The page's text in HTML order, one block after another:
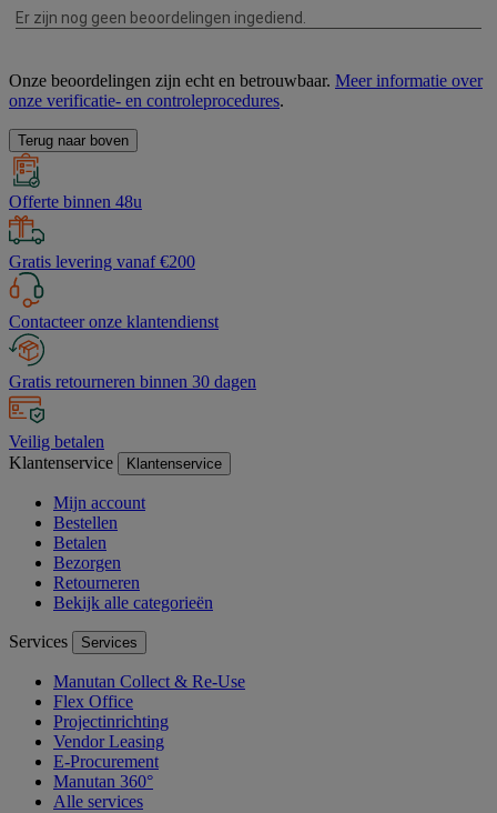
Onze beoordelingen zijn echt en betrouwbaar. Meer informatie over
onze verificatie- en controleprocedures.
Terug naar boven
Offerte binnen 48u
Gratis levering vanaf €200
Contacteer onze klantendienst
Gratis retourneren binnen 30 dagen
Veilig betalen
Klantenservice
Klantenservice
Mijn account
Bestellen
Betalen
Bezorgen
Retourneren
Bekijk alle categorieën
Services Services
Manutan Collect & Re-Use
Flex Office
Projectinrichting
Vendor Leasing
E-Procurement
Manutan 360°
Alle services